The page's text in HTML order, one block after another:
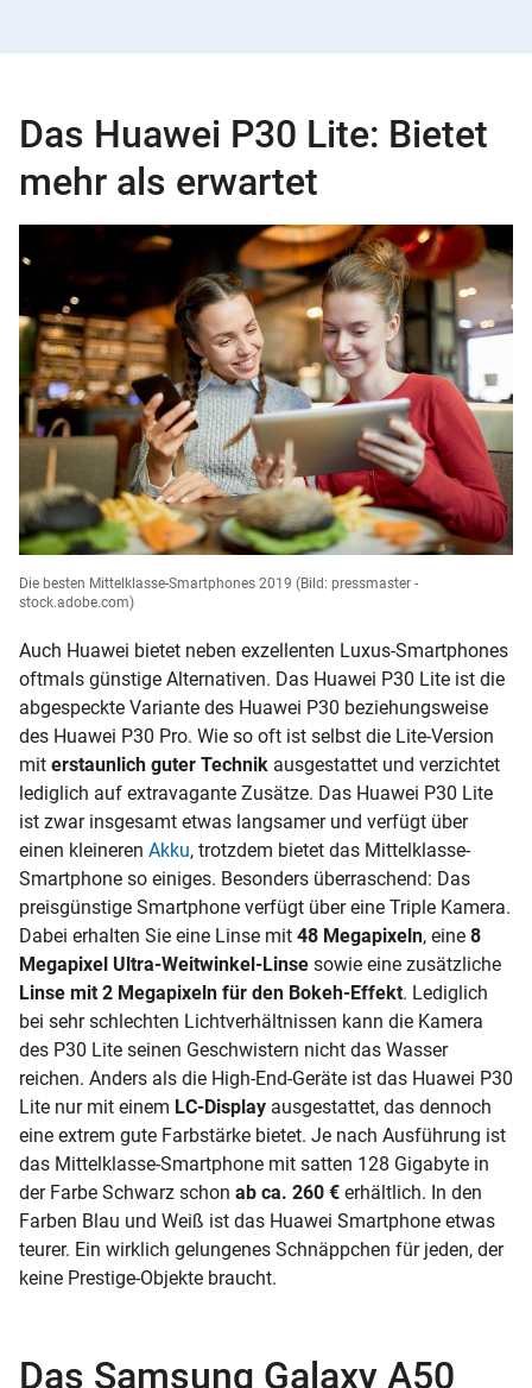
Das Huawei P30 Lite: Bietet
mehr als erwartet
Die besten Mittelklasse-Smartphones 2019 (Bild: pressmaster -
stock.adobe.com)
Auch Huawei bietet neben exzellenten Luxus-Smartphones
oftmals günstige Alternativen. Das Huawei P30 Lite ist die
abgespeckte Variante des Huawei P30 beziehungsweise
des Huawei P30 Pro. Wie so oft ist selbst die Lite-Version
mit erstaunlich guter Technik ausgestattet und verzichtet
lediglich auf extravagante Zusätze. Das Huawei P30 Lite
ist zwar insgesamt etwas langsamer und verfügt über
einen kleineren Akku, trotzdem bietet das Mittelklasse-
Smartphone so einiges. Besonders überraschend: Das
preisgünstige Smartphone verfügt über eine Triple Kamera.
Dabei erhalten Sie eine Linse mit 48 Megapixeln, eine 8
Megapixel Ultra-Weitwinkel-Linse sowie eine zusätzliche
Linse mit 2 Megapixeln für den Bokeh-Effekt. Lediglich
bei sehr schlechten Lichtverhältnissen kann die Kamera
des P30 Lite seinen Geschwistern nicht das Wasser
reichen. Anders als die High-End-Geräte ist das Huawei P30
Lite nur mit einem LC-Display ausgestattet, das dennoch
eine extrem gute Farbstärke bietet. Je nach Ausführung ist
das Mittelklasse-Smartphone mit satten 128 Gigabyte in
der Farbe Schwarz schon ab ca. 260 € erhältlich. In den
Farben Blau und Weiß ist das Huawei Smartphone etwas
teurer. Ein wirklich gelungenes Schnäppchen für jeden, der
keine Prestige-Objekte braucht.
Das Samsung Galaxy A50